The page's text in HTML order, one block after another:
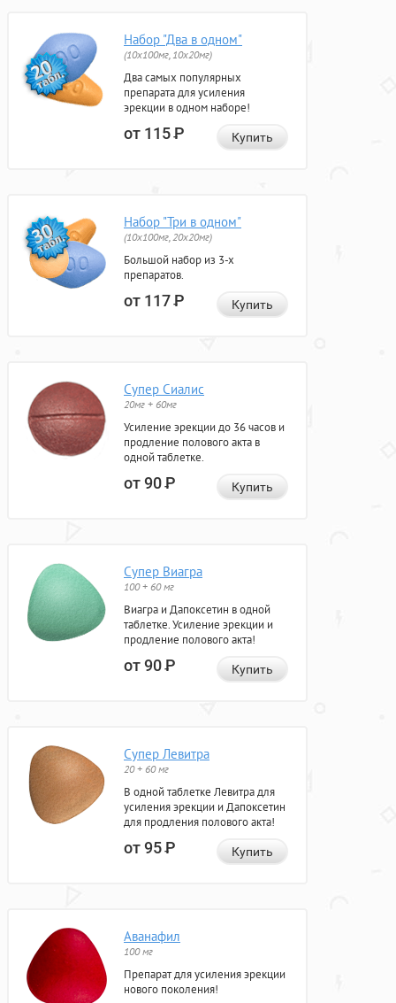
Набор "Два в одном"
(10x100мг, 10x20мг)
Два самых популярных
препарата для усиления
эрекции в одном наборе!
от 115Р Купить
Набор "Три в одном"
(10x100мг, 20x20мг)
Большой набор из 3-х
препаратов.
от 117Р Купить
Супер Сиалис
20мг + 60мг
Усиление эрекции до 36 часов и
продление полового акта в
одной таблетке.
от 90Р Купить
Супер Виагра
100 + 60 мг
Виагра и Дапоксетин в одной
таблетке. Усиление эрекции и
продление полового акта!
от 90Р Купить
Супер Левитра
20 + 60 мг
В одной таблетке Левитра для
усиления эрекции и Дапоксетин
для продления полового акта!
от 95Р Купить
Аванафил
100 мг
Препарат для усиления эрекции
нового поколения!